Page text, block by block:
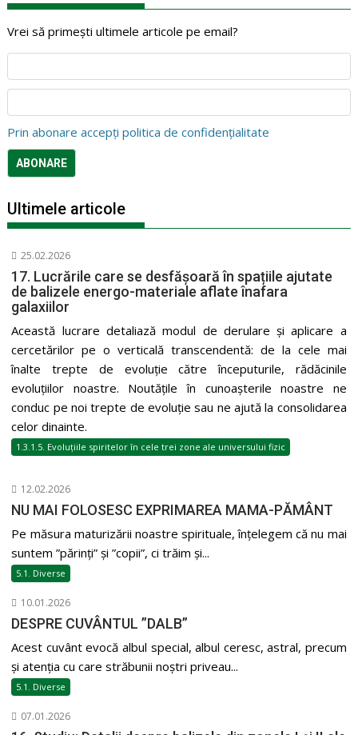
Vrei să primești ultimele articole pe email?
Prin abonare accepți politica de confidențialitate
Ultimele articole
25.02.2026
17. Lucrările care se desfășoară în spațiile ajutate
de balizele energo-materiale aflate înafara
galaxiilor
Această lucrare detaliază modul de derulare și aplicare a
cercetărilor pe o verticală transcendentă: de la cele mai
înalte trepte de evoluție către începuturile, rădăcinile
evoluțiilor noastre. Noutățile în cunoașterile noastre ne
conduc pe noi trepte de evoluție sau ne ajută la consolidarea
celor dinainte.
1.3.1.5. Evoluțiile spiritelor în cele trei zone ale universului fizic
12.02.2026
NU MAI FOLOSESC EXPRIMAREA MAMA-PĂMÂNT
Pe măsura maturizării noastre spirituale, înțelegem că nu mai
suntem ”părinți” și ”copii”, ci trăim și...
5.1. Diverse
10.01.2026
DESPRE CUVÂNTUL ”DALB”
Acest cuvânt evocă albul special, albul ceresc, astral, precum
și atenția cu care străbunii noștri priveau...
5.1. Diverse
07.01.2026